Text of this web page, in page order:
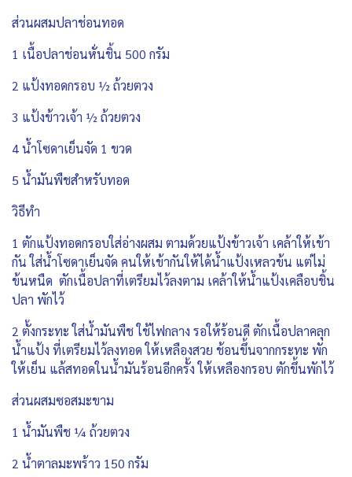
ส่วนผสมปลาช่อนทอด
1 เนื้อปลาช่อนหั่นชิ้น 500 กรัม
2 แป้งทอดกรอบ ½ ถ้วยตวง
3 แป้งข้าวเจ้า ½ ถ้วยตวง
4 น้ำโซดาเย็นจัด 1 ขวด
5 น้ำมันพืชสำหรับทอด
วิธีทำ
1 ตักแป้งทอดกรอบใส่อ่างผสม ตามด้วยแป้งข้าวเจ้า เคล้าให้เข้า
กัน ใส่น้ำโซดาเย็นจัด คนให้เข้ากันให้ได้น้ำแป้งเหลวข้น แต่ไม่
ข้นหนืด ตักเนื้อปลาที่เตรียมไว้ลงตาม เคล้าให้น้ำแป้งเคลือบชิ้น
ปลา พักไว้
2 ตั้งกระทะ ใส่น้ำมันพืช ใช้ไฟกลาง รอให้ร้อนดี ตักเนื้อปลาคลุก
น้ำแป้ง ที่เตรียมไว้ลงทอด ให้เหลืองสวย ช้อนขึ้นจากกระทะ พัก
ให้เย็น แล้สทอดในน้ำมันร้อนอีกครั้ง ให้เหลืองกรอบ ตักขึ้นพักไว้
ส่วนผสมซอสมะขาม
1 น้ำมันพืช ¼ ถ้วยตวง
2 น้ำตาลมะพร้าว 150 กรัม